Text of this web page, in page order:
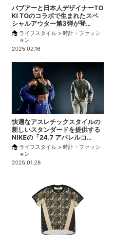
バブアーと日本人デザイナーTO
KI TOのコラボで生まれたスペ
シャルアウター第3弾が登…
ライフスタイル > 時計・ファッシ
ョン
2025.02.16
快適なアスレチックスタイルの
新しいスタンダードを提供する
NIKEの「24.7 アパレルコ…
ライフスタイル > 時計・ファッシ
ョン
2025.01.28